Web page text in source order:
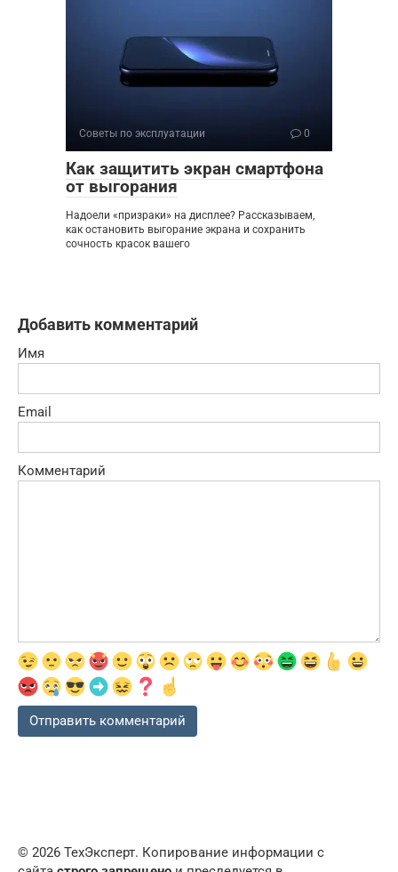
Советы по эксплуатации 0
Как защитить экран смартфона
от выгорания
Надоели «призраки» на дисплее? Рассказываем,
как остановить выгорание экрана и сохранить
сочность красок вашего
Добавить комментарий
Имя
Email
Комментарий
© 2026 ТехЭксперт. Копирование информации с